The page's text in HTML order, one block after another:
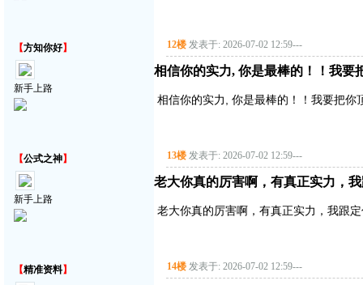
【方知你好】
新手上路
12楼 发表于: 2026-07-02 12:59---
相信你的实力, 你是最棒的！！我要
相信你的实力, 你是最棒的！！我要把你
【公式之神】
新手上路
13楼 发表于: 2026-07-02 12:59---
老大你真的厉害啊，有真正实力，
老大你真的厉害啊，有真正实力，我跟
【精准资料】 14楼 发表于: 2026-07-02 12:59---